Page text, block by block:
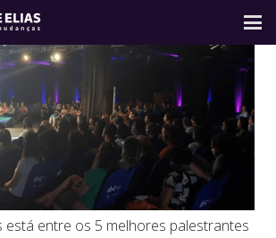
está entre os 5 melhores palestrantes